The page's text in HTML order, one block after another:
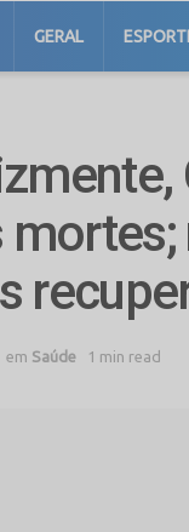
GERAL
em Saúde 1 min read